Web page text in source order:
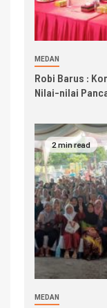
MEDAN
Robi Barus :
Nilai-nilai
2 min read
MEDAN